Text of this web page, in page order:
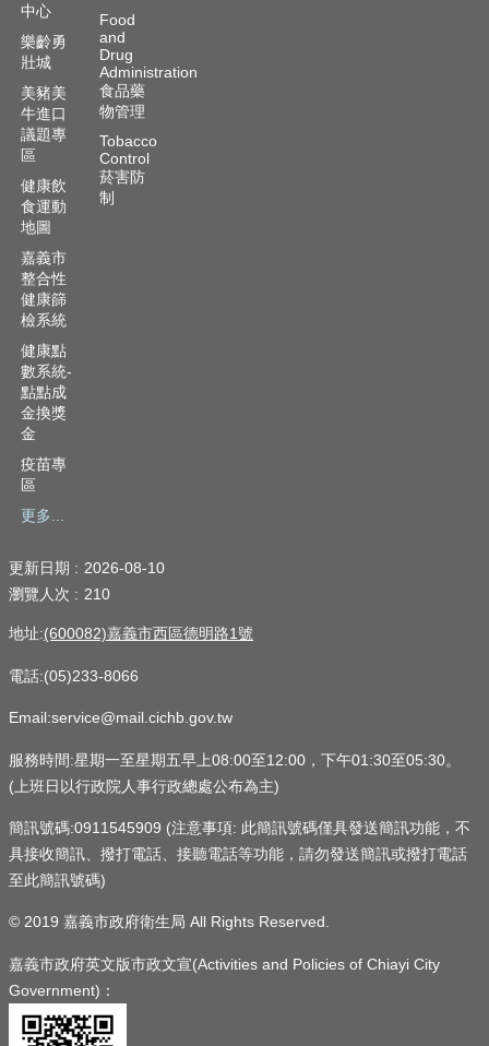
中心
樂齡勇
壯城
美豬美
牛進口
議題專
區
健康飲
食運動
地圖
嘉義市
整合性
健康篩
檢系統
健康點
數系統-
點點成
金換獎
金
疫苗專
區
更多...
Food
and
Drug
Administration
食品藥
物管理
Tobacco
Control
菸害防
制
更新日期
2026-08-10
瀏覽人次
210
地址:(600082)嘉義市西區德明路1號
電話:(05)233-8066
Email:service@mail.cichb.gov.tw
服務時間:星期一至星期五早上08:00至12:00，下午01:30至05:30。
(上班日以行政院人事行政總處公布為主)
簡訊號碼:0911545909 (注意事項: 此簡訊號碼僅具發送簡訊功能，不
具接收簡訊、撥打電話、接聽電話等功能，請勿發送簡訊或撥打電話
至此簡訊號碼)
© 2019 嘉義市政府衛生局 All Rights Reserved.
嘉義市政府英文版市政文宣(Activities and Policies of Chiayi City
Government)：